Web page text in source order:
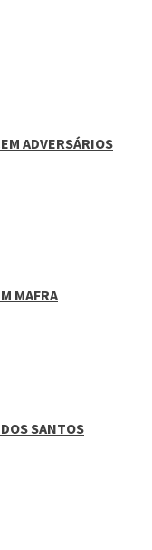
ADVERSÁRIOS
MAFRA
SANTOS